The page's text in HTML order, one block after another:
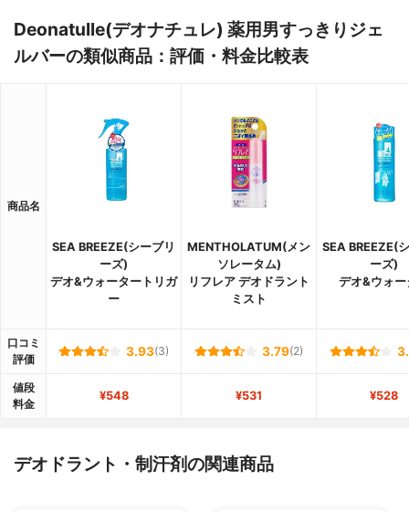
Deonatulle(デオナチュレ) 薬用男すっきりジェ
ルバーの類似商品：評価・料金比較表
商品名
SEA BREEZE(シーブリ
ーズ)
デオ&ウォータートリガ
ー
MENTHOLATUM(メン
ソレータム)
リフレア デオドラント
ミスト
SEA BREEZE(
ーズ)
デオ&ウォー
口コミ
評価
3.93(3) 3.79(2)
値段
料金
¥548 ¥531 ¥528
デオドラント・制汗剤の関連商品